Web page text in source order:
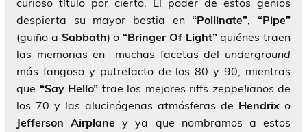
curioso título por cierto. El poder de estos genios
despierta su mayor bestia en“Pollinate”,“Pipe”
(guiño a Sabbath) o “Bringer Of Light”quiénes traen
las memorias en muchas facetas del underground
más fangoso y putrefacto de los 80 y 90, mientras
que “Say Hello” trae los mejores riffs zeppelianos de
los 70 y las alucinógenas atmósferas de Hendrix o
Jefferson Airplane y ya que nombramos a estos